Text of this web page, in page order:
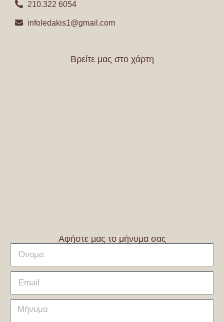
210.322 6054
infoledakis1@gmail.com
Βρείτε μας στο χάρτη
Αφήστε μας το μήνυμα σας